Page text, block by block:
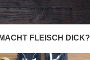
MACHT FLEISCH DICK?